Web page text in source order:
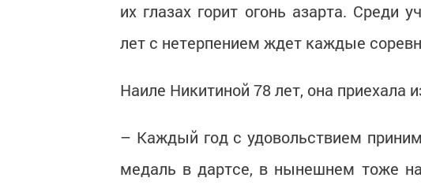
их глазах горит огонь азарта. Среди
лет с нетерпением ждет каждые
Наиле Никитиной 78 лет, она приехала
– Каждый год с удовольствием
медаль в дартсе, в нынешнем тоже